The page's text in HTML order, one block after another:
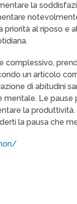
la
priorità al riposo e
complessivo,
un articolo
di abitudini
Le pause
la produttività.
la pausa che